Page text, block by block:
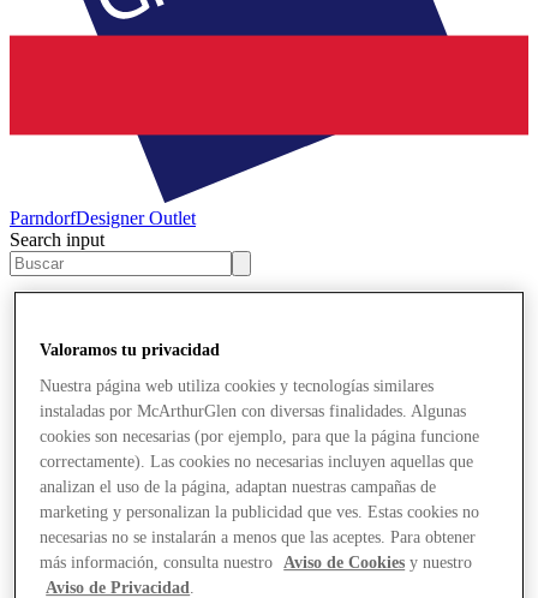
ParndorfDesigner Outlet
Search input
Valoramos tu privacidad
Nuestra página web utiliza cookies y tecnologías similares
instaladas por McArthurGlen con diversas finalidades. Algunas
cookies son necesarias (por ejemplo, para que la página funcione
correctamente). Las cookies no necesarias incluyen aquellas que
analizan el uso de la página, adaptan nuestras campañas de
marketing y personalizan la publicidad que ves. Estas cookies no
necesarias no se instalarán a menos que las aceptes. Para obtener
más información, consulta nuestro
Aviso de Cookies y nuestro
Aviso de Privacidad